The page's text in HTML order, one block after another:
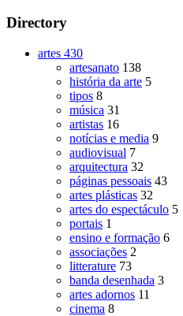
Directory
artes 430
artesanato 138
história da arte 5
tipos 8
música 31
artistas 16
notícias e media 9
audiovisual 7
arquitectura 32
páginas pessoais 43
artes plásticas 32
artes do espectáculo 5
portais 1
ensino e formação 6
associações 2
litterature 73
banda desenhada 3
artes adornos 11
cinema 8